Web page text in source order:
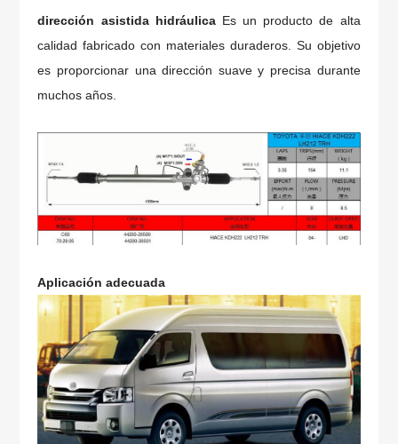
dirección asistida hidráulicaEs un producto de alta
calidad fabricado con materiales duraderos. Su objetivo
es proporcionar una dirección suave y precisa durante
muchos años.
Aplicación adecuada